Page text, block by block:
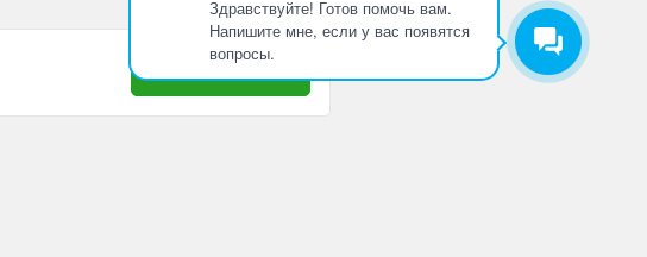
Здравствуйте! Готов помочь вам.
Напишите мне, если у вас появятся
вопросы.